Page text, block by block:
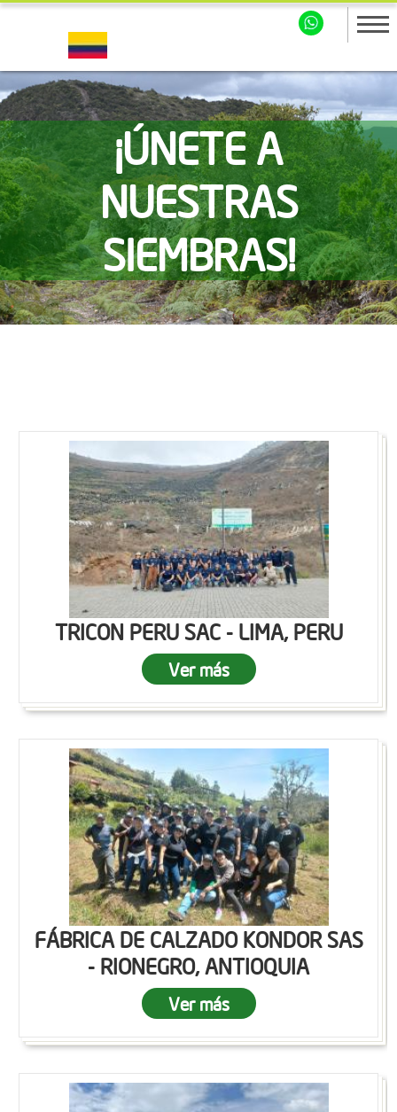
¡ÚNETE A
NUESTRAS
SIEMBRAS!
TRICON PERU SAC - LIMA, PERU
Ver más
FÁBRICA DE CALZADO KONDOR SAS
- RIONEGRO, ANTIOQUIA
Ver más